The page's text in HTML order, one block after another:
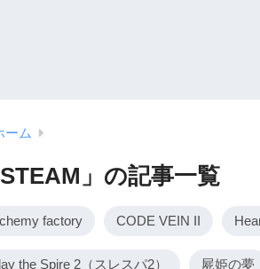
ーム
STEAM」の記事一覧
factory CODE VEIN II
the Spire 2（スレスパ2） 屍姫の夢